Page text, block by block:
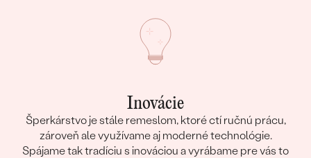
Inovácie
Šperkárstvo je stále remeslom, ktoré ctí ručnú prácu,
zároveň ale využívame aj moderné technológie.
Spájame tak tradíciu s inováciou a vyrábame pre vás to